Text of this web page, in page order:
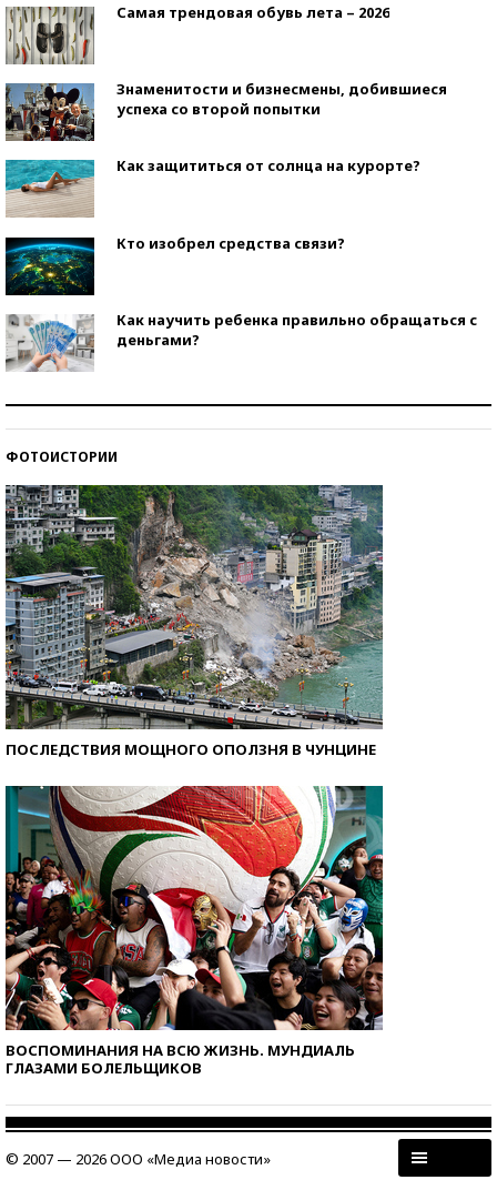
Самая трендовая обувь лета – 2026
Знаменитости и бизнесмены, добившиеся
успеха со второй попытки
Как защититься от солнца на курорте?
Кто изобрел средства связи?
Как научить ребенка правильно обращаться с
деньгами?
ФОТОИСТОРИИ
ПОСЛЕДСТВИЯ МОЩНОГО ОПОЛЗНЯ В ЧУНЦИНЕ
ВОСПОМИНАНИЯ НА ВСЮ ЖИЗНЬ. МУНДИАЛЬ
ГЛАЗАМИ БОЛЕЛЬЩИКОВ
© 2007 — 2026 ООО «Медиа новости»